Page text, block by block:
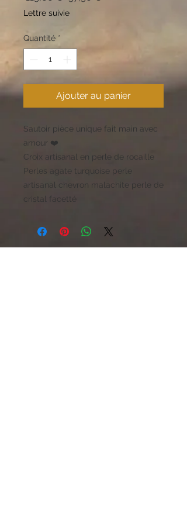
Lettre suivie
Quantité *
Ajouter au panier
Sautoir pièce unique fait main avec
amour ❤️
Croix artisanal en perle de rocaille
Perles agate turquoise perle
artisanal chevron malachite perle de
cristal facetté